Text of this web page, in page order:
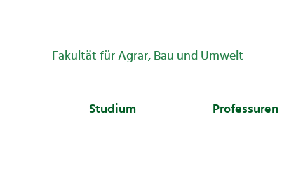
Fakultät für Agrar, Bau und Umwelt
Studium Professuren